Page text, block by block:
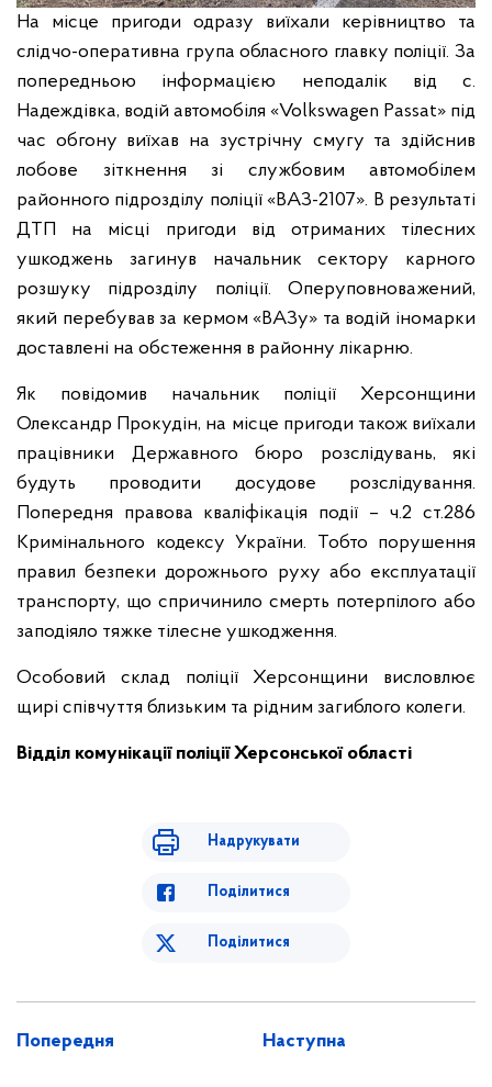
На місце пригоди одразу виїхали керівництво та
слідчо-оперативна група обласного главку поліції. За
попередньою інформацією неподалік від с.
Надеждівка, водій автомобіля «Volkswagen Passat» під
час обгону виїхав на зустрічну смугу та здійснив
лобове зіткнення зі службовим автомобілем
районного підрозділу поліції «ВАЗ-2107». В результаті
ДТП на місці пригоди від отриманих тілесних
ушкоджень загинув начальник сектору карного
розшуку підрозділу поліції. Оперуповноважений,
який перебував за кермом «ВАЗу» та водій іномарки
доставлені на обстеження в районну лікарню.
Як повідомив начальник поліції Херсонщини
Олександр Прокудін, на місце пригоди також виїхали
працівники Державного бюро розслідувань, які
будуть проводити досудове розслідування.
Попередня правова кваліфікація події – ч.2 ст.286
Кримінального кодексу України. Тобто порушення
правил безпеки дорожнього руху або експлуатації
транспорту, що спричинило смерть потерпілого або
заподіяло тяжке тілесне ушкодження.
Особовий склад поліції Херсонщини висловлює
щирі співчуття близьким та рідним загиблого колеги.
Відділ комунікації поліції Херсонської області
Надрукувати
Поділитися
Поділитися
Попередня Наступна